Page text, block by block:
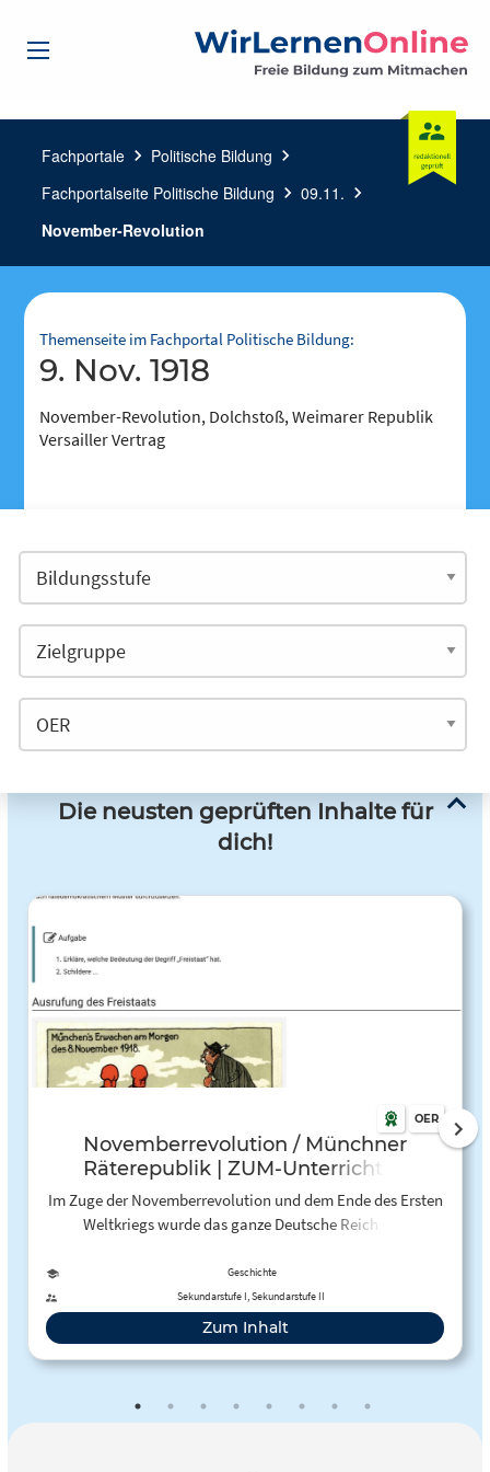
Fachportale chevron_right Politische Bildung chevron_right
Fachportalseite Politische Bildung chevron_right 09.11. chevron_right
November-Revolution
Themenseite im Fachportal Politische Bildung:
9. Nov. 1918
November-Revolution, Dolchstoß, Weimarer Republik
Versailler Vertrag
Die neusten geprüften Inhalte für
dich!
OER
Novemberrevolution / Münchner
Räterepublik | ZUM-Unterrichten
Im Zuge der Novemberrevolution und dem Ende des Ersten
Weltkriegs wurde das ganze Deutsche Reich von
der Republik am 9. November wurde in München Bayern
zum Freistaat ausgerufen.
Geschichte
Sekundarstufe I, Sekundarstufe II
Zum Inhalt